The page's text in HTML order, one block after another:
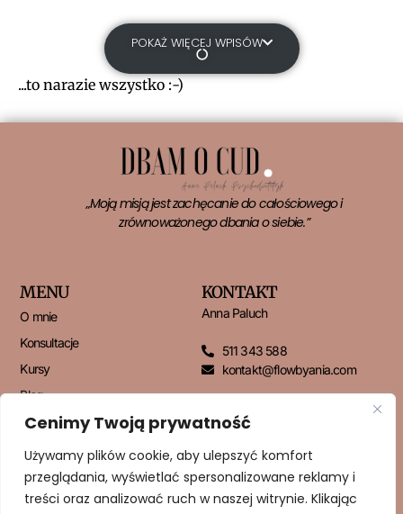
Cenimy Twoją prywatność
Używamy plików cookie, aby ulepszyć komfort
przeglądania, wyświetlać spersonalizowane reklamy i
treści oraz analizować ruch w naszej witrynie. Klikając
POKAŻ WIĘCEJ WPISÓW
...to narazie wszystko :-)
„Moją misją jest zachęcanie do całościowego i
zrównoważonego dbania o siebie.”
MENU
O mnie
Konsultacje
Kursy
Blog
Kontakt
KONTAKT
Anna Paluch
511 343 588
kontakt@flowbyania.com
NEWSLETTER